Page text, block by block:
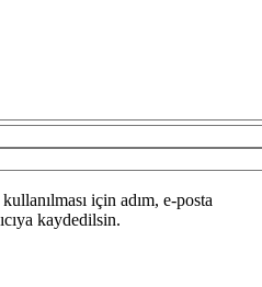
için adım, e-posta
kaydedilsin.